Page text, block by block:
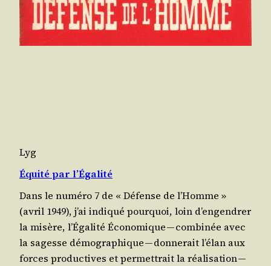
Lyg
Équité par l’Égalité
Dans le numé­ro 7 de « Défense de l’Homme »
(avril 1949), j’ai indi­qué pour­quoi, loin d’en­gen­drer
la misère, l’É­ga­li­té Éco­no­mique — com­bi­née avec
la sagesse démo­gra­phique — don­ne­rait l’é­lan aux
forces pro­duc­tives et per­met­trait la réa­li­sa­tion —